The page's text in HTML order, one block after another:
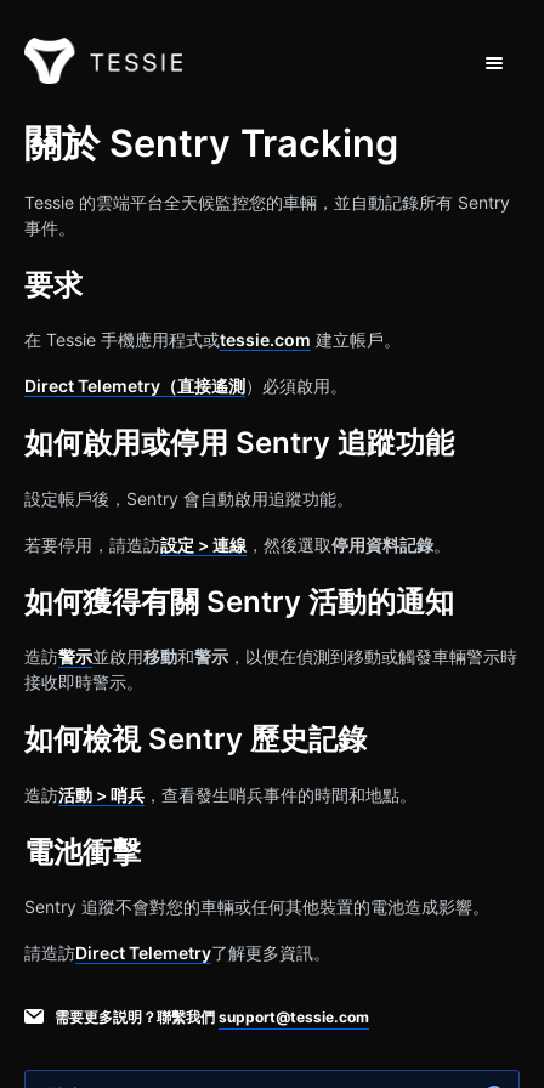
切換導
支援首頁
聯繫
關於 Sentry Tracking
Tessie 的雲端平台全天候監控您的車輛，並自動記錄所有 Sentry
事件。
要求
在 Tessie 手機應用程式或tessie.com 建立帳戶。
Direct Telemetry（直接遙測 ）必須啟用。
如何啟用或停用 Sentry 追蹤功能
設定帳戶後，Sentry 會自動啟用追蹤功能。
若要停用，請造訪設定 > 連線 ，然後選取停用資料記錄。
如何獲得有關 Sentry 活動的通知
造訪警示並啟用移動和警示 ，以便在偵測到移動或觸發車輛警示時
接收即時警示。
如何檢視 Sentry 歷史記錄
造訪活動 > 哨兵 ，查看發生哨兵事件的時間和地點。
電池衝擊
Sentry 追蹤不會對您的車輛或任何其他裝置的電池造成影響。
請造訪Direct Telemetry了解更多資訊。
需要更多説明？聯繫我們 support@tessie.com